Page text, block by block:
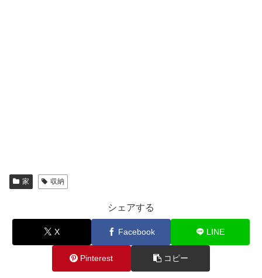
家 収納
シェアする
X Facebook LINE
Pinterest コピー